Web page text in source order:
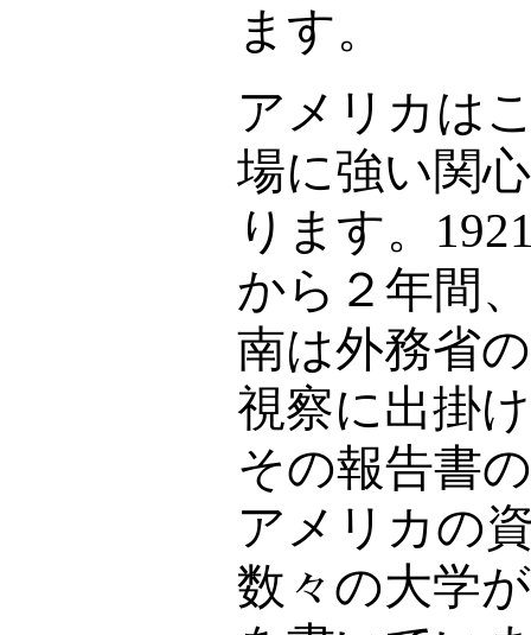
ます。
アメリカは
場に強い関
ります。
から２年間
南は外務省
視察に出掛
その報告書
アメリカの
数々の大学